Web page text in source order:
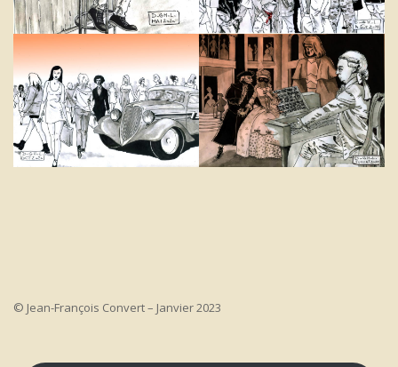
© Jean-François Convert – Janvier 2023